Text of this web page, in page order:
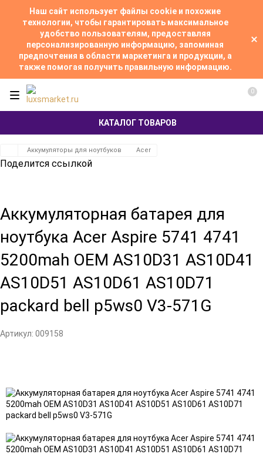
Наш сайт использует файлы cookie и похожие
технологии, чтобы гарантировать максимальное
удобство пользователям, предоставляя
персонализированную информацию, запоминая
предпочтения в области маркетинга и продукции, а
также помогая получить правильную информацию.
КАТАЛОГ ТОВАРОВ
0
Аккумуляторы для ноутбуков Acer
Поделится ссылкой
Аккумуляторная батарея для
ноутбука Acer Aspire 5741 4741
5200mah OEM AS10D31 AS10D41
AS10D51 AS10D61 AS10D71
packard bell p5ws0 V3-571G
Артикул: 009158
в
избранное
к
сравнению